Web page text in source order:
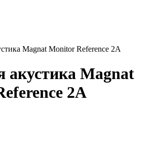
Magnat Monitor Reference 2A
акустика Magnat
2A